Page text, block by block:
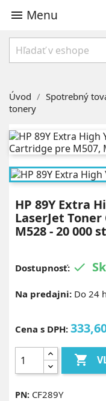
 Menu
Úvod Spotrebný
tonery
HP 89Y Extra
LaserJet
M528 - 20 000
Dostupnosť: 
Na predajni: Do 24
Cena s DPH:

PN: CF289Y